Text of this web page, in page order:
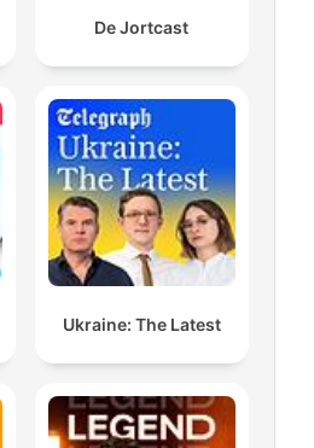
De Jortcast
Ukraine: The Latest